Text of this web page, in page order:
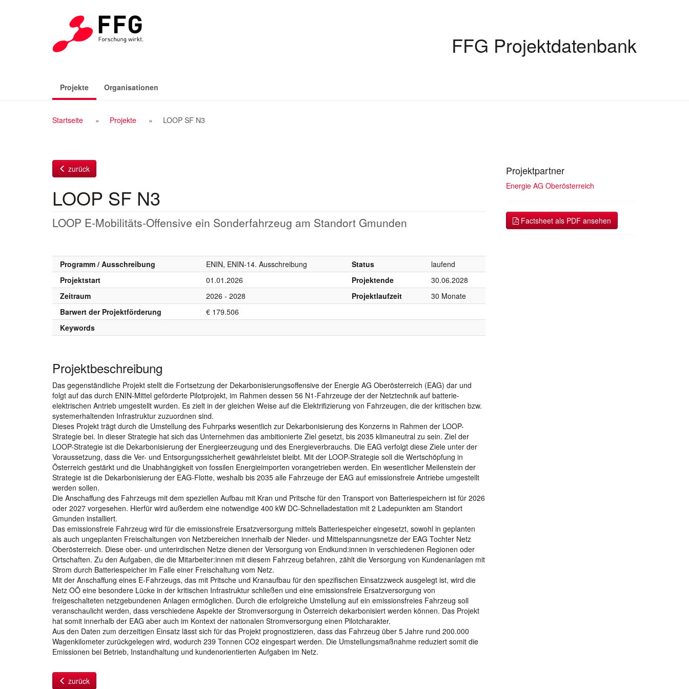
FFG Projektdatenbank
Projekte(aktiv)Organisationen
Breadcrumb
Startseite Projekte LOOP SF N3
zurück
LOOP SF N3
LOOP E-Mobilitäts-Offensive ein Sonderfahrzeug am Standort Gmunden
Programm / Ausschreibung ENIN, ENIN-14. Ausschreibung Status
laufend
Projektstart
01.01.2026 Projektende
30.06.2028
Zeitraum
2026 - 2028 Projektlaufzeit
30 Monate
Barwert der Projektförderung
€ 179.506
Keywords
Projektbeschreibung
Das gegenständliche Projekt stellt die Fortsetzung der Dekarbonisierungsoffensive der Energie AG Oberösterreich (EAG) dar und
folgt auf das durch ENIN-Mittel geförderte Pilotprojekt, im Rahmen dessen 56 N1-Fahrzeuge der der Netztechnik auf batterie-
elektrischen Antrieb umgestellt wurden. Es zielt in der gleichen Weise auf die Elektrifizierung von Fahrzeugen, die der kritischen bzw.
systemerhaltenden Infrastruktur zuzuordnen sind.
Dieses Projekt trägt durch die Umstellung des Fuhrparks wesentlich zur Dekarbonisierung des Konzerns in Rahmen der LOOP-
Strategie bei. In dieser Strategie hat sich das Unternehmen das ambitionierte Ziel gesetzt, bis 2035 klimaneutral zu sein. Ziel der
LOOP-Strategie ist die Dekarbonisierung der Energieerzeugung und des Energieverbrauchs. Die EAG verfolgt diese Ziele unter der
Voraussetzung, dass die Ver- und Entsorgungssicherheit gewährleistet bleibt. Mit der LOOP-Strategie soll die Wertschöpfung in
Österreich gestärkt und die Unabhängigkeit von fossilen Energieimporten vorangetrieben werden. Ein wesentlicher Meilenstein der
Strategie ist die Dekarbonisierung der EAG-Flotte, weshalb bis 2035 alle Fahrzeuge der EAG auf emissionsfreie Antriebe umgestellt
werden sollen.
Die Anschaffung des Fahrzeugs mit dem speziellen Aufbau mit Kran und Pritsche für den Transport von Batteriespeichern ist für 2026
oder 2027 vorgesehen. Hierfür wird außerdem eine notwendige 400 kW DC-Schnelladestation mit 2 Ladepunkten am Standort
Gmunden installiert.
Das emissionsfreie Fahrzeug wird für die emissionsfreie Ersatzversorgung mittels Batteriespeicher eingesetzt, sowohl in geplanten
als auch ungeplanten Freischaltungen von Netzbereichen innerhalb der Nieder- und Mittelspannungsnetze der EAG Tochter Netz
Oberösterreich. Diese ober- und unterirdischen Netze dienen der Versorgung von Endkund:innen in verschiedenen Regionen oder
Ortschaften. Zu den Aufgaben, die die Mitarbeiter:innen mit diesem Fahrzeug befahren, zählt die Versorgung von Kundenanlagen mit
Strom durch Batteriespeicher im Falle einer Freischaltung vom Netz.
Mit der Anschaffung eines E-Fahrzeugs, das mit Pritsche und Kranaufbau für den spezifischen Einsatzzweck ausgelegt ist, wird die
Netz OÖ eine besondere Lücke in der kritischen Infrastruktur schließen und eine emissionsfreie Ersatzversorgung von
freigeschalteten netzgebundenen Anlagen ermöglichen. Durch die erfolgreiche Umstellung auf ein emissionsfreies Fahrzeug soll
veranschaulicht werden, dass verschiedene Aspekte der Stromversorgung in Österreich dekarbonisiert werden können. Das Projekt
hat somit innerhalb der EAG aber auch im Kontext der nationalen Stromversorgung einen Pilotcharakter.
Aus den Daten zum derzeitigen Einsatz lässt sich für das Projekt prognostizieren, dass das Fahrzeug über 5 Jahre rund 200.000
Wagenkilometer zurückgelegen wird, wodurch 239 Tonnen CO2 eingespart werden. Die Umstellungsmaßnahme reduziert somit die
Emissionen bei Betrieb, Instandhaltung und kundenorientierten Aufgaben im Netz.
zurück
Projektpartner
Energie AG Oberösterreich
Factsheet als PDF ansehen